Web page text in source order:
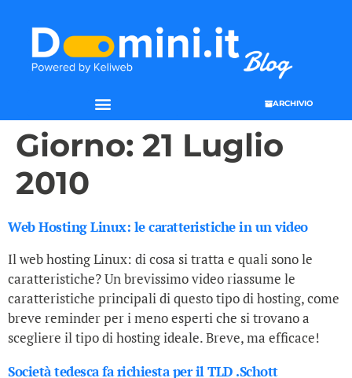
ARCHIVIO
Giorno: 21 Luglio
2010
Web Hosting Linux: le caratteristiche in un video
Il web hosting Linux: di cosa si tratta e quali sono le
caratteristiche? Un brevissimo video riassume le
caratteristiche principali di questo tipo di hosting, come
breve reminder per i meno esperti che si trovano a
scegliere il tipo di hosting ideale. Breve, ma efficace!
Società tedesca fa richiesta per il TLD .Schott